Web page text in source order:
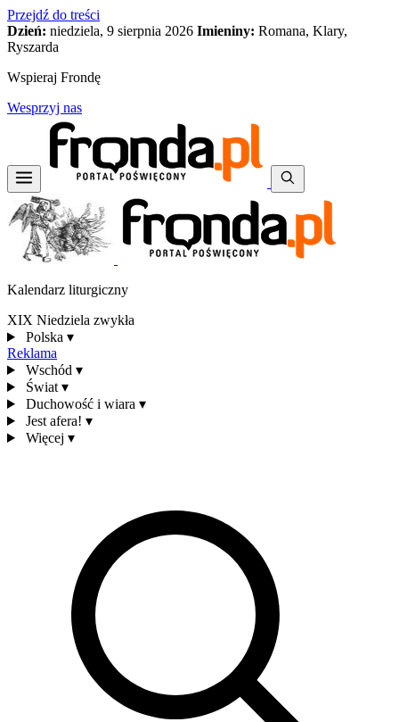
Przejdź do treści
Dzień: niedziela, 9 sierpnia 2026 Imieniny: Romana, Klary,
Ryszarda
Wspieraj Frondę
Wesprzyj nas
Kalendarz liturgiczny
XIX Niedziela zwykła
Polska ▾
Reklama
Wschód ▾
Świat ▾
Duchowość i wiara ▾
Jest afera! ▾
Więcej ▾